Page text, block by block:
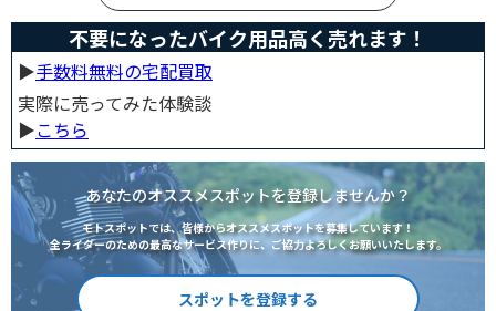
不要になったバイク用品高く売れます！
▶︎手数料無料の宅配買取
実際に売ってみた体験談
▶︎こちら
あなたのオススメスポットを登録しませんか？
モトスポットでは、皆様からオススメスポットを募集しています！
全ライダーのための最高なサービス作りに、ご協力よろしくお願いいたします。
スポットを登録する